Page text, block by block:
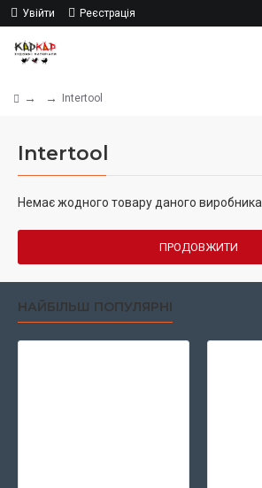
Увійти Реєстрація
Intertool
Intertool
Немає жодного товару даного виробника.
ПРОДОВЖИТИ
НАЙБІЛЬШ ПОПУЛЯРНІ